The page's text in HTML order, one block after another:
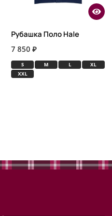
Рубашка Поло Hale
7 850 ₽
S M L
XL
XXL